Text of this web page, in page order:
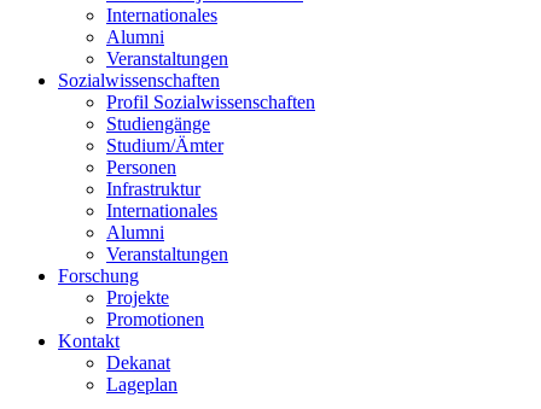
Internationales
Alumni
Veranstaltungen
Sozialwissenschaften
Profil Sozialwissenschaften
Studiengänge
Studium/Ämter
Personen
Infrastruktur
Internationales
Alumni
Veranstaltungen
Forschung
Projekte
Promotionen
Kontakt
Dekanat
Lageplan